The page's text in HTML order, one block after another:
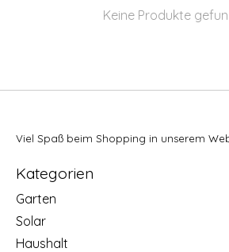
Keine Produkte
Viel Spaß beim Shopping in unserem
Kategorien
Garten
Solar
Haushalt